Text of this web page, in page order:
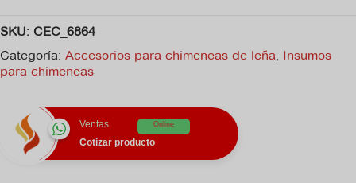
chimenea
sencillo
cantidad
SKU: CEC_6864
Categoría: Accesorios para chimeneas de leña, Insumos
para chimeneas
Ventas Online
Cotizar producto